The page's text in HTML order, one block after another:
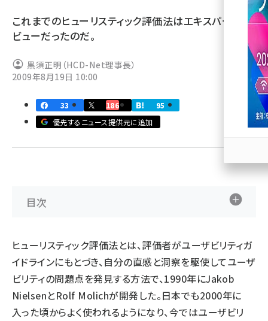
セミナー (2315)
z世代 (1629)
meo (1281)
llmo (1167)
これまでのヒューリスティック評価法はエキスパートレ
ビューだったのだ。
黒須正明（HCD-Net理事長）
2009年8月19日 10:00
33 186
95
優先するニュース提供元に追加
目次
ヒューリスティック評価法とは、評価者がユーザビリティガ
イドラインにもとづき、自分の直感と洞察を駆使してユーザ
ビリティの問題点を発見する方法で、1990年にJakob
NielsenとRolf Molichが開発した。日本でも2000年に
入った頃からよく使われるようになり、今ではユーザビリ